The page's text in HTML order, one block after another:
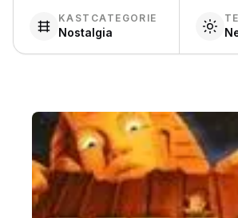
KASTCATEGORIE
Nostalgia